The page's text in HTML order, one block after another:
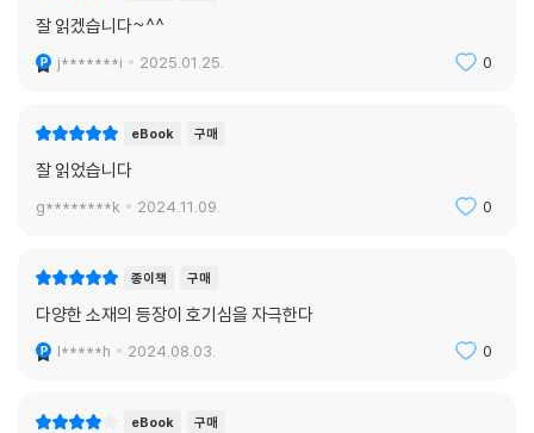
위한 최적의 크기는?
생물은 몸 크기가 변할 때 어떻게 달라질까? 바츨라프 스밀은 고전소설
진진하게 해설한다. 소인의 키가 15센티미터라면 소인은 체열 손실을 막
간의 1퍼센트에 불과할 것이다. 그러면 거인은 똑똑할까? 키가 7층 건물
정도 높이인 거인의 뇌는 200킬로그램에 가까울 것이나, 사고 능력보다는
하고 무너져 내릴 것이다. 이 이야기는 그저 18세기 고전문학의 잘못된 가
간이 인간으로 기능하기 위한 가장 최적의 크기를 지녔다는 것을 알 수 있
다.
ㆍ 무엇이 성장을 제한하는가? 크기가 지나치게 커지면 투자 수익률이 감
잘 읽겠습니다~^^
j*******i 2025.01.25. 0
eBook 구매
잘 읽었습니다
g********k 2024.11.09. 0
종이책 구매
다양한 소재의 등장이 호기심을 자극한다
l*****h 2024.08.03. 0
eBook 구매